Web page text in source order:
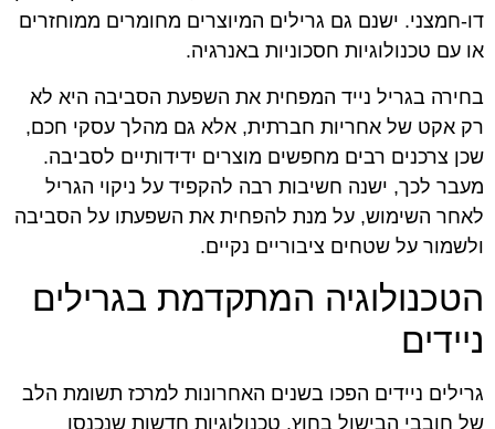
דו-חמצני. ישנם גם גרילים המיוצרים מחומרים ממוחזרים
או עם טכנולוגיות חסכוניות באנרגיה.
בחירה בגריל נייד המפחית את השפעת הסביבה היא לא
רק אקט של אחריות חברתית, אלא גם מהלך עסקי חכם,
שכן צרכנים רבים מחפשים מוצרים ידידותיים לסביבה.
מעבר לכך, ישנה חשיבות רבה להקפיד על ניקוי הגריל
לאחר השימוש, על מנת להפחית את השפעתו על הסביבה
ולשמור על שטחים ציבוריים נקיים.
הטכנולוגיה המתקדמת בגרילים
ניידים
גרילים ניידים הפכו בשנים האחרונות למרכז תשומת הלב
של חובבי הבישול בחוץ. טכנולוגיות חדשות שנכנסו